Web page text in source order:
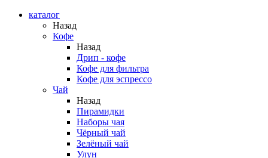
каталог
Назад
Кофе
Назад
Дрип - кофе
Кофе для фильтра
Кофе для эспрессо
Чай
Назад
Пирамидки
Наборы чая
Чёрный чай
Зелёный чай
Улун